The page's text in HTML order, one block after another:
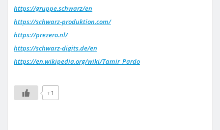
https://gruppe.schwarz/en
https://schwarz-produktion.com/
https://prezero.nl/
https://schwarz-digits.de/en
https://en.wikipedia.org/wiki/Tamir_Pardo
+1